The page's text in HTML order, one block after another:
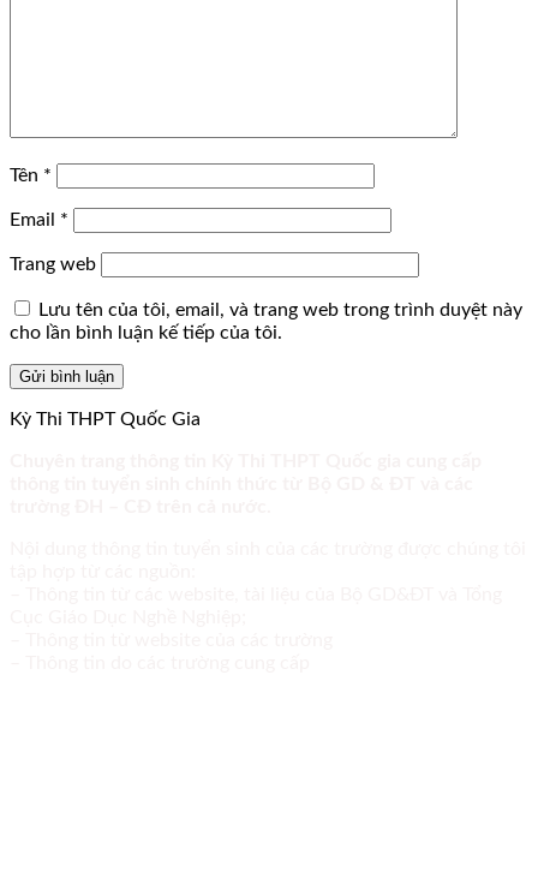
Tên *
Email *
Trang web
Lưu tên của tôi, email, và trang web trong trình duyệt này
cho lần bình luận kế tiếp của tôi.
Kỳ Thi THPT Quốc Gia